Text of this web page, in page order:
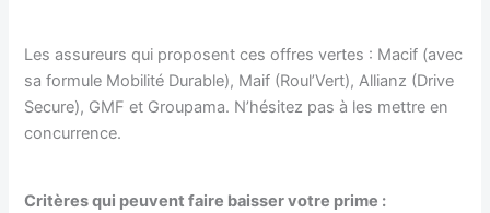
Les assureurs qui proposent ces offres vertes : Macif (avec
sa formule Mobilité Durable), Maif (Roul’Vert), Allianz (Drive
Secure), GMF et Groupama. N’hésitez pas à les mettre en
concurrence.
Critères qui peuvent faire baisser votre prime :